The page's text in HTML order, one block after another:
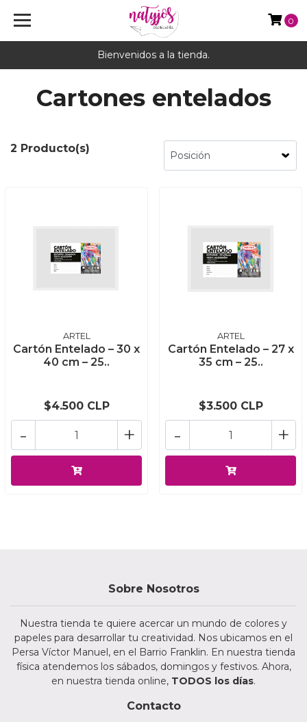
Bienvenidos a la tienda.
0
Cartones entelados
2 Producto(s)
ARTEL
Cartón Entelado – 30 x
40 cm – 25..
$4.500 CLP
+
-
ARTEL
Cartón Entelado – 27 x
35 cm – 25..
$3.500 CLP
+
-
Sobre Nosotros
Nuestra tienda te quiere acercar un mundo de colores y
papeles para desarrollar tu creatividad. Nos ubicamos en el
Persa Víctor Manuel, en el Barrio Franklin. En nuestra tienda
física atendemos los sábados, domingos y festivos. Ahora,
en nuestra tienda online, TODOS los días.
Contacto